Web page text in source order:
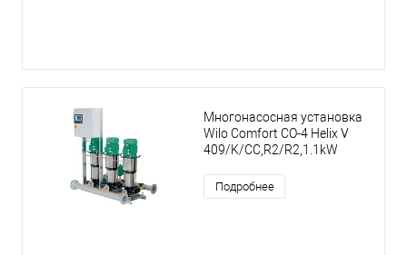
Многонасосная установка
Wilo Comfort CO-4 Helix V
409/K/CC,R2/R2,1.1kW
Подробнее